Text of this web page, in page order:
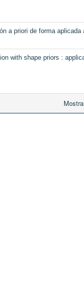
a priori de forma
with shape priors :